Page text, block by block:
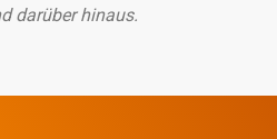
darüber hinaus.